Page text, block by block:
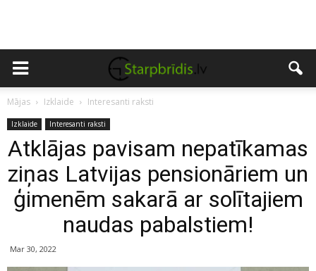
Mājas Izklaide Interesanti raksti
Izklaide Interesanti raksti
Atklājas pavisam nepatīkamas
ziņas Latvijas pensionāriem un
ģimenēm sakarā ar solītajiem
naudas pabalstiem!
Mar 30, 2022